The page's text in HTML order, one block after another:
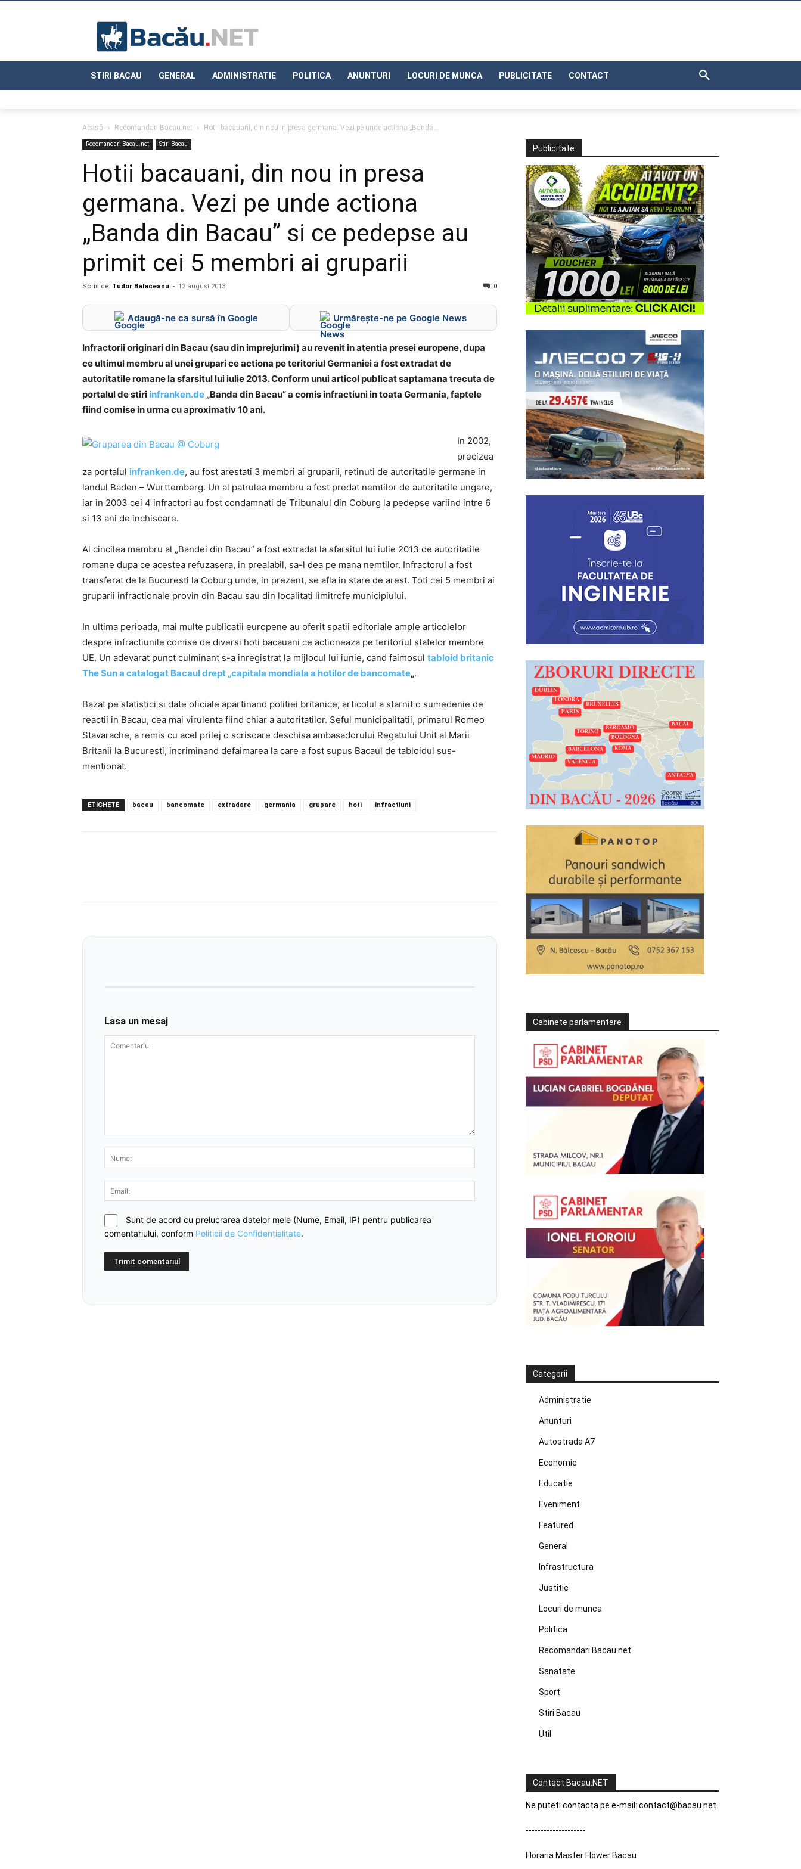
STIRI BACAU GENERAL ADMINISTRATIE POLITICA ANUNTURI LOCURI DE MUNCA PUBLICITATE CONTACT
Acasă Recomandari Bacau.net Hotii bacauani, din nou in presa germana. Vezi pe unde actiona „Banda...
Recomandari Bacau.net Stiri Bacau
Hotii bacauani, din nou in presa
germana. Vezi pe unde actiona
„Banda din Bacau” si ce pedepse au
primit cei 5 membri ai gruparii
Scris de Tudor Balaceanu - 12 august 2013 0
Adaugă-ne ca sursă în Google Urmărește-ne pe Google News
Infractorii originari din Bacau (sau din imprejurimi) au revenit in atentia presei europene, dupa
ce ultimul membru al unei grupari ce actiona pe teritoriul Germaniei a fost extradat de
autoritatile romane la sfarsitul lui iulie 2013. Conform unui articol publicat saptamana trecuta de
portalul de stiri infranken.de „Banda din Bacau” a comis infractiuni in toata Germania, faptele
fiind comise in urma cu aproximativ 10 ani.
In 2002,
precizea
za portalul infranken.de, au fost arestati 3 membri ai gruparii, retinuti de autoritatile germane in
landul Baden – Wurttemberg. Un al patrulea membru a fost predat nemtilor de autoritatile ungare,
iar in 2003 cei 4 infractori au fost condamnati de Tribunalul din Coburg la pedepse variind intre 6
si 13 ani de inchisoare.
Al cincilea membru al „Bandei din Bacau” a fost extradat la sfarsitul lui iulie 2013 de autoritatile
romane dupa ce acestea refuzasera, in prealabil, sa-l dea pe mana nemtilor. Infractorul a fost
transferat de la Bucuresti la Coburg unde, in prezent, se afla in stare de arest. Toti cei 5 membri ai
gruparii infractionale provin din Bacau sau din localitati limitrofe municipiului.
In ultima perioada, mai multe publicatii europene au oferit spatii editoriale ample articolelor
despre infractiunile comise de diversi hoti bacauani ce actioneaza pe teritoriul statelor membre
UE. Un adevarat punct culminant s-a inregistrat la mijlocul lui iunie, cand faimosul tabloid britanic
The Sun a catalogat Bacaul drept „capitala mondiala a hotilor de bancomate„.
Bazat pe statistici si date oficiale apartinand politiei britanice, articolul a starnit o sumedenie de
reactii in Bacau, cea mai virulenta fiind chiar a autoritatilor. Seful municipalitatii, primarul Romeo
Stavarache, a remis cu acel prilej o scrisoare deschisa ambasadorului Regatului Unit al Marii
Britanii la Bucuresti, incriminand defaimarea la care a fost supus Bacaul de tabloidul sus-
mentionat.
ETICHETE bacau bancomate extradare germania grupare hoti infractiuni
Lasa un mesaj
Sunt de acord cu prelucrarea datelor mele (Nume, Email, IP) pentru publicarea
comentariului, conform Politicii de Confidențialitate.
Publicitate
Cabinete parlamentare
Categorii
Administratie
Anunturi
Autostrada A7
Economie
Educatie
Eveniment
Featured
General
Infrastructura
Justitie
Locuri de munca
Politica
Recomandari Bacau.net
Sanatate
Sport
Stiri Bacau
Util
Contact Bacau.NET
Ne puteti contacta pe e-mail: contact@bacau.net
--------------------
Floraria Master Flower Bacau